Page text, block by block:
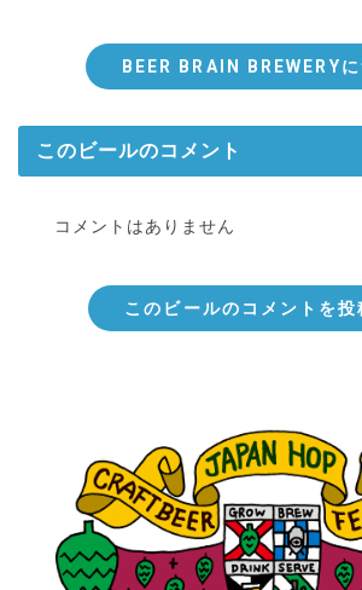
BEER BRAIN BREWERY
このビールのコメント
コメントはありません
このビールのコメントを投